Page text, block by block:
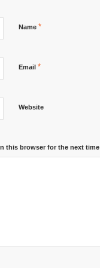
Name *
Email *
Website
this browser for the next